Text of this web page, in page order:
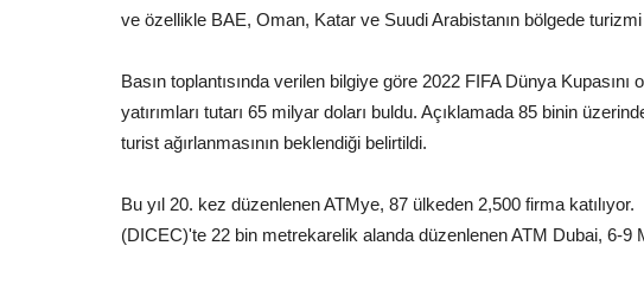
ve özellikle BAE, Oman, Katar ve Suudi Arabistanın bölgede
Basın toplantısında verilen bilgiye göre 2022 FIFA Dünya Kupasını
yatırımları tutarı 65 milyar doları buldu. Açıklamada 85 binin
turist ağırlanmasının beklendiği belirtildi.
Bu yıl 20. kez düzenlenen ATMye, 87 ülkeden 2,500 firma
(DICEC)'te 22 bin metrekarelik alanda düzenlenen ATM Dubai, 6-9